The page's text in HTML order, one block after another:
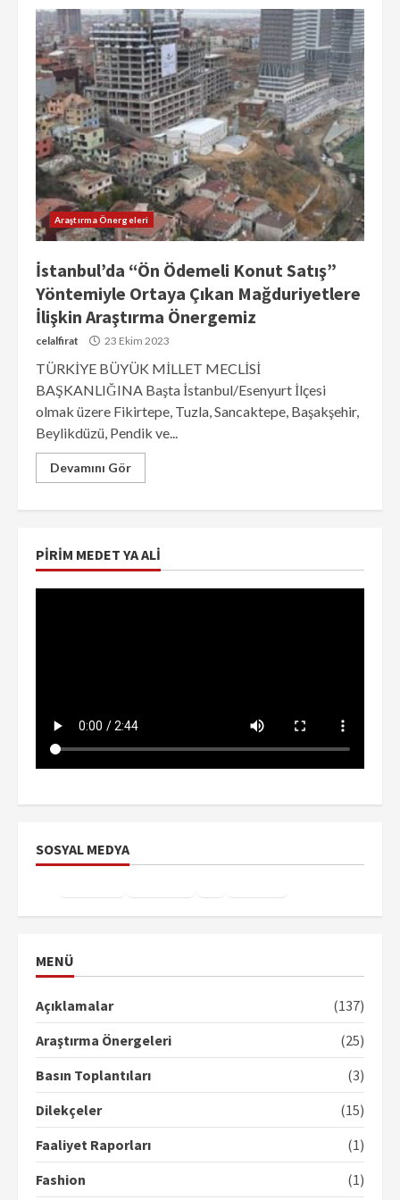
Araştırma Önergeleri
İstanbul’da “Ön Ödemeli Konut Satış”
Yöntemiyle Ortaya Çıkan Mağduriyetlere
İlişkin Araştırma Önergemiz
celalfirat 23 Ekim 2023
TÜRKİYE BÜYÜK MİLLET MECLİSİ
BAŞKANLIĞINA Başta İstanbul/Esenyurt İlçesi
olmak üzere Fikirtepe, Tuzla, Sancaktepe, Başakşehir,
Beylikdüzü, Pendik ve...
Devamını Gör
PIRIM MEDET YA ALI
SOSYAL MEDYA
MENÜ
Açıklamalar
(137)
Araştırma Önergeleri
(25)
Basın Toplantıları
(3)
Dilekçeler
(15)
Faaliyet Raporları
(1)
Fashion
(1)